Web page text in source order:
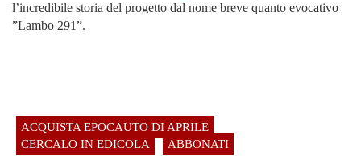
l’incredibile storia del progetto dal nome breve quanto evocativo
”Lambo 291”.
ACQUISTA EPOCAUTO DI APRILE
CERCALO IN EDICOLA
ABBONATI